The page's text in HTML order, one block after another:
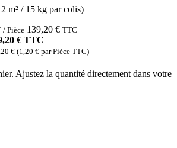
m² / 15 kg par colis)
/ Pièce 139,20 € TTC
€ TTC
€ (1,20 € par Pièce TTC)
Ajustez la quantité directement dans votre